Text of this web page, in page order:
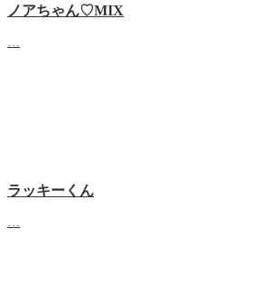
ノアちゃん♡‬MIX
ラッキーくん